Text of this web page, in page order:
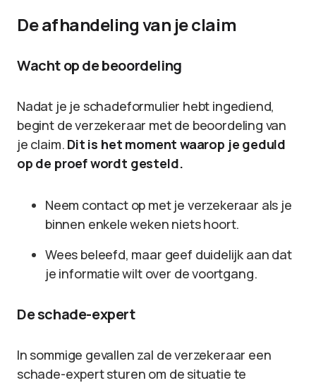
De afhandeling van je claim
Wacht op de beoordeling
Nadat je je schadeformulier hebt ingediend,
begint de verzekeraar met de beoordeling van
je claim. Dit is het moment waarop je geduld
op de proef wordt gesteld.
Neem contact op met je verzekeraar als je
binnen enkele weken niets hoort.
Wees beleefd, maar geef duidelijk aan dat
je informatie wilt over de voortgang.
De schade-expert
In sommige gevallen zal de verzekeraar een
schade-expert sturen om de situatie te